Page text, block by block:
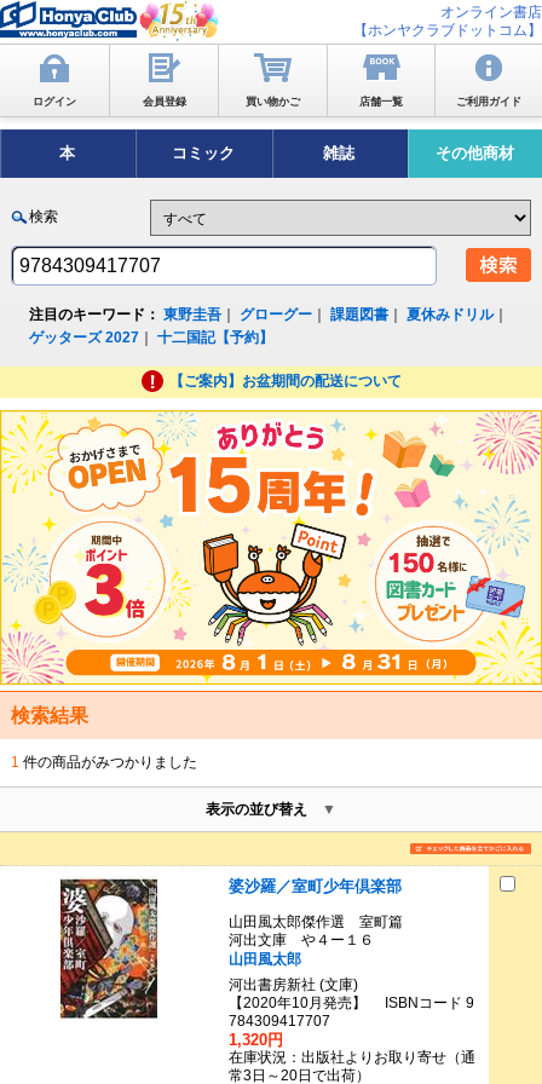
オンライン書店
【ホンヤクラブドットコム】
ログイン 会員登録 買い物かご 店舗一覧 ご利用ガイド
本 コミック 雑誌 その他商材
検索
注目のキーワード： 東野圭吾 グローグー ｜課題図書 ｜夏休みドリル｜
ゲッターズ 2027 ｜十二国記【予約】
【ご案内】お盆期間の配送について
検索結果
1 件の商品がみつかりました
表示の並び替え
婆沙羅／室町少年倶楽部
山田風太郎傑作選 室町篇
河出文庫 や４ー１６
山田風太郎
河出書房新社 (文庫)
【2020年10月発売】 ISBNコード 9
784309417707
1,320円
在庫状況：出版社よりお取り寄せ（通
常3日～20日で出荷）